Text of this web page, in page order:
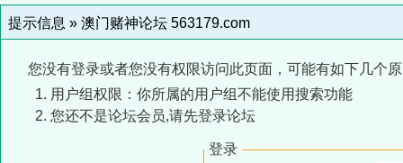
提示信息 » 澳门赌神论坛 563179.com
您没有登录或者您没有权限访问此页面，可能有如下几个
用户组权限：你所属的用户组不能使用搜索功能
您还不是论坛会员,请先登录论坛
登录